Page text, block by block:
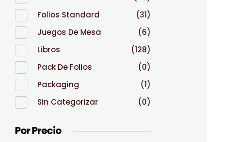
Folios Standard
(31)
Juegos De Mesa
(6)
Libros
(128)
Pack De Folios
(0)
Packaging
(1)
Sin Categorizar
(0)
Por Precio